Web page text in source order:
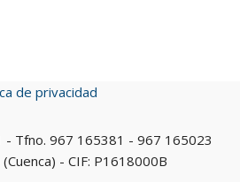
de privacidad
- Tfno. 967 165381 - 967 165023
- CIF: P1618000B